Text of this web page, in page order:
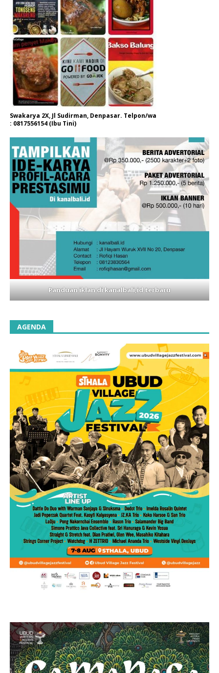
Swakarya 2X, Jl Sudirman, Denpasar. Telpon/wa
: 0817556154 (Ibu Tini)
Panduan iklan di kanalbali,id terbaru
AGENDA